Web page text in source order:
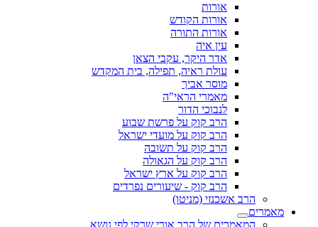
אורות
אורות הקודש
אורות התורה
עין איה
אדר היקר, עקבי הצאן
עולת ראיה, תפילה, בית המקדש
מוסר אביך
מאמרי הראי"ה
לנבוכי הדור
הרב קוק על פרשת שבוע
הרב קוק על מועדי ישראל
הרב קוק על תשובה
הרב קוק על הגאולה
הרב קוק על ארץ ישראל
הרב קוק - שיעורים נפרדים
הרב אשכנזי (מניטו)
מאמרים
המאמרים של הרב אורי שרקי לפי נושא